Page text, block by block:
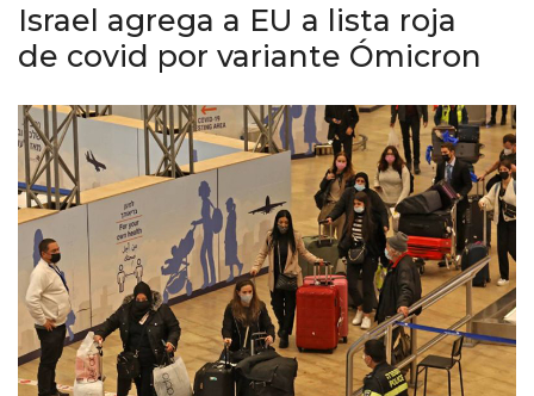
Israel agrega a EU a lista roja
de covid por variante Ómicron